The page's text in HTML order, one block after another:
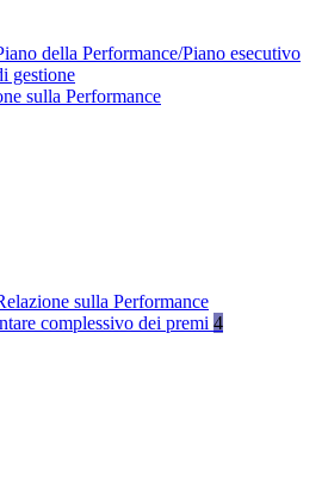
della Performance/Piano esecutivo
gestione
sulla Performance
sulla Performance
complessivo dei premi 4